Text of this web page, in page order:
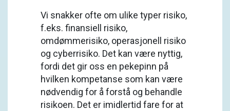
Vi snakker ofte om ulike typer risiko,
f.eks. finansiell risiko,
omdømmerisiko, operasjonell risiko
og cyberrisiko. Det kan være nyttig,
fordi det gir oss en pekepinn på
hvilken kompetanse som kan være
nødvendig for å forstå og behandle
risikoen. Det er imidlertid fare for at